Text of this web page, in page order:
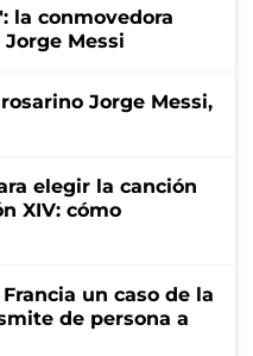
la conmovedora
Messi
Jorge Messi,
elegir la canción
XIV: cómo
un caso de la
de persona a